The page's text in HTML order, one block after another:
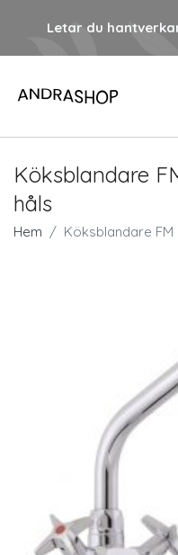
Letar du
Köksblandare
håls
Hem Köksblandare